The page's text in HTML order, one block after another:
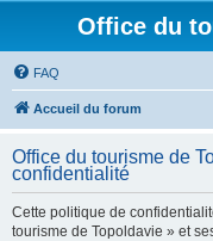
Office du
FAQ
Accueil du forum
Office du tourisme de
confidentialité
Cette politique de
tourisme de Topoldavie » et